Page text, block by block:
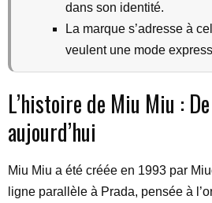
dans son identité.
La marque s’adresse à
veulent une mode
L’histoire de Miu Miu :
aujourd’hui
Miu Miu a été créée en 1993 par
ligne parallèle à Prada, pensée à